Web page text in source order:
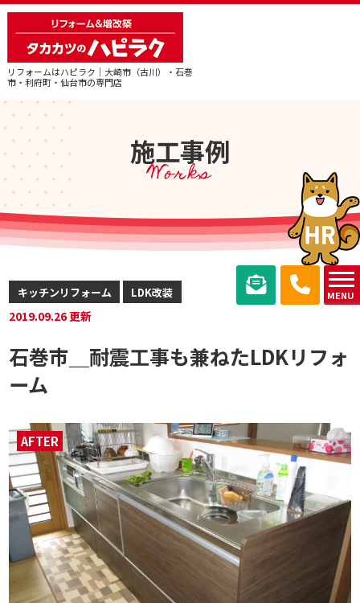
リフォームはハピラク｜大崎市（古川）・石巻
市・利府町・仙台市の専門店
MENU
施工事例
Works
キッチンリフォーム LDK改装
2019.09.26 更新
石巻市＿耐震工事も兼ねたLDKリフォ
ーム
AFTER